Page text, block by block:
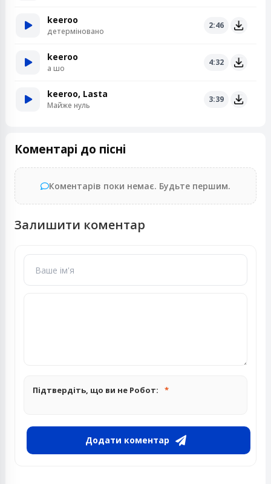
keeroo
детерміновано
2:46
keeroo
а шо
4:32
keeroo, Lasta
Майже нуль
3:39
Коментарі до пісні
Коментарів поки немає. Будьте першим.
Залишити коментар
Підтвердіть, що ви не Робот:
Додати коментар